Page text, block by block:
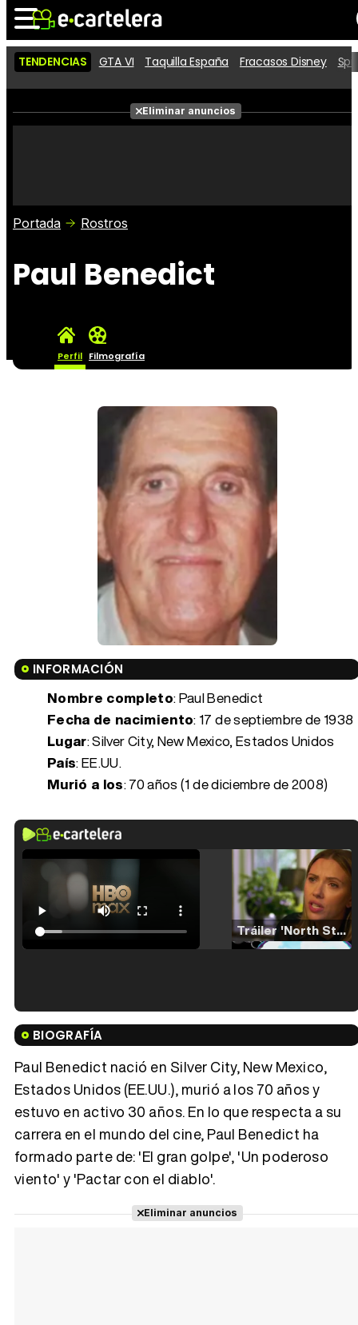
Noticias Cartelera
Películas
Críticas
TENDENCIAS GTA VI Taquilla España Fracasos Disney
Eliminar anuncios
Portada Rostros
Paul Benedict
Perfil Filmografía
INFORMACIÓN
Nombre completo: Paul Benedict
Fecha de nacimiento: 17 de septiembre de 1938
Lugar: Silver City, New Mexico, Estados Unidos
País: EE.UU.
Murió a los:70 años (1 de diciembre de 2008)
Tráiler 'North Star' (2023)
Tráiler en español de 'La isla olvidada'
Tráiler 'Vida perra' (2026)
BIOGRAFÍA
Paul Benedict nació en Silver City, New Mexico,
Estados Unidos (EE.UU.), murió a los 70 años y
estuvo en activo 30 años. En lo que respecta a su
carrera en el mundo del cine, Paul Benedict ha
formado parte de: 'El gran golpe', 'Un poderoso
viento' y 'Pactar con el diablo'.
Eliminar anuncios